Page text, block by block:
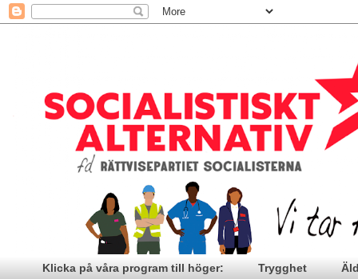
Klicka på våra program till höger: Trygghet